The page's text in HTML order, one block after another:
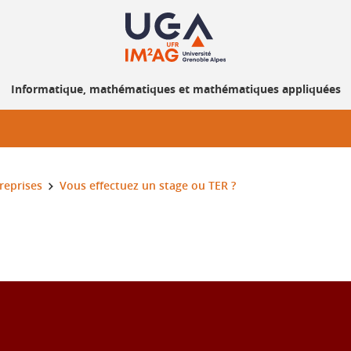
Informatique, mathématiques et mathématiques appliquées
Vous effectuez un stage ou TER ?